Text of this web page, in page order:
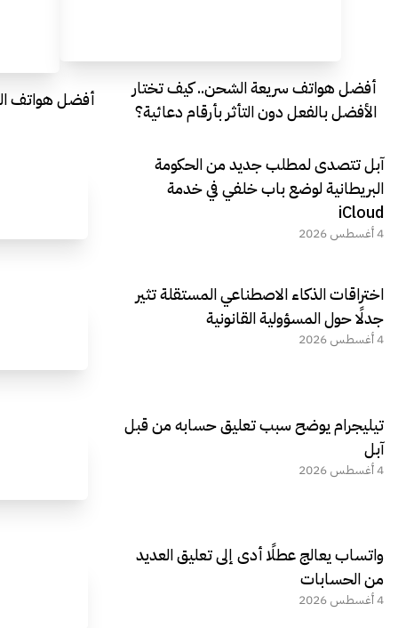
أفضل هواتف سريعة الشحن.. كيف تختار
الأفضل بالفعل دون التأثر بأرقام دعائية؟
أفضل هواتف
آبل تتصدى لمطلب جديد من الحكومة
البريطانية لوضع باب خلفي في خدمة
iCloud
4 أغسطس 2026
اختراقات الذكاء الاصطناعي المستقلة تثير
جدلًا حول المسؤولية القانونية
4 أغسطس 2026
تيليجرام يوضح سبب تعليق حسابه من قبل
آبل
4 أغسطس 2026
واتساب يعالج عطلًا أدى إلى تعليق العديد
من الحسابات
4 أغسطس 2026